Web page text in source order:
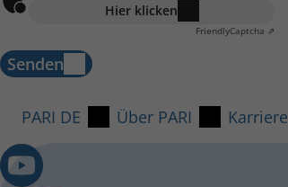
Hier klicken
FriendlyCaptcha ⇗
Senden
PARI DE Über PARI Karriere